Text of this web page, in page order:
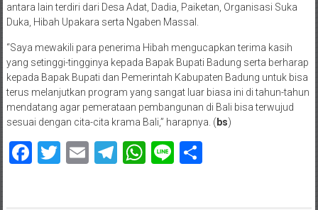
antara lain terdiri dari Desa Adat, Dadia, Paiketan, Organisasi Suka
Duka, Hibah Upakara serta Ngaben Massal.
“Saya mewakili para penerima Hibah mengucapkan terima kasih
yang setinggi-tingginya kepada Bapak Bupati Badung serta berharap
kepada Bapak Bupati dan Pemerintah Kabupaten Badung untuk bisa
terus melanjutkan program yang sangat luar biasa ini di tahun-tahun
mendatang agar pemerataan pembangunan di Bali bisa terwujud
sesuai dengan cita-cita krama Bali,” harapnya. ( bs)
Facebook
Twitter
EmailTelegram
WhatsApp
LineShare